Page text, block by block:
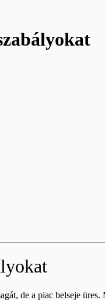
de a piac belseje